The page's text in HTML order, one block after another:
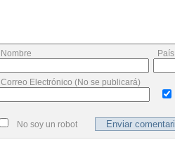
Nombre País
Correo Electrónico (No se publicará)
No soy un robot